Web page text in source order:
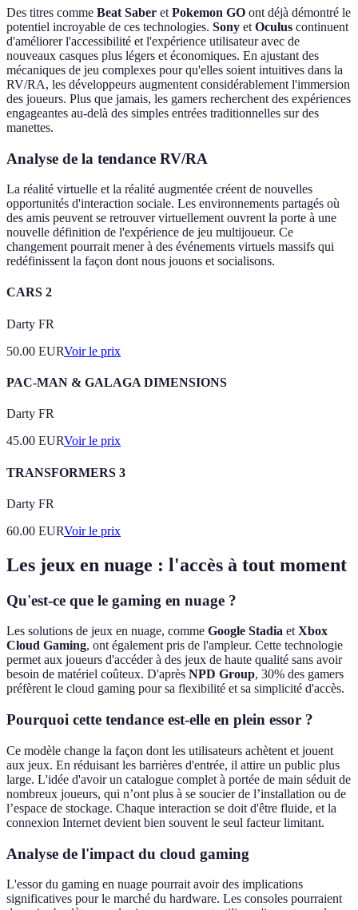
Des titres comme Beat Saber et Pokemon GO ont déjà démontré le
potentiel incroyable de ces technologies. Sony et Oculus continuent
d'améliorer l'accessibilité et l'expérience utilisateur avec de
nouveaux casques plus légers et économiques. En ajustant des
mécaniques de jeu complexes pour qu'elles soient intuitives dans la
RV/RA, les développeurs augmentent considérablement l'immersion
des joueurs. Plus que jamais, les gamers recherchent des expériences
engageantes au-delà des simples entrées traditionnelles sur des
manettes.
Analyse de la tendance RV/RA
La réalité virtuelle et la réalité augmentée créent de nouvelles
opportunités d'interaction sociale. Les environnements partagés où
des amis peuvent se retrouver virtuellement ouvrent la porte à une
nouvelle définition de l'expérience de jeu multijoueur. Ce
changement pourrait mener à des événements virtuels massifs qui
redéfinissent la façon dont nous jouons et socialisons.
CARS 2
Darty FR
50.00 EURVoir le prix
PAC-MAN & GALAGA DIMENSIONS
Darty FR
45.00 EURVoir le prix
TRANSFORMERS 3
Darty FR
60.00 EURVoir le prix
Les jeux en nuage : l'accès à tout moment
Qu'est-ce que le gaming en nuage ?
Les solutions de jeux en nuage, comme Google Stadia et Xbox
Cloud Gaming, ont également pris de l'ampleur. Cette technologie
permet aux joueurs d'accéder à des jeux de haute qualité sans avoir
besoin de matériel coûteux. D'après NPD Group, 30% des gamers
préfèrent le cloud gaming pour sa flexibilité et sa simplicité d'accès.
Pourquoi cette tendance est-elle en plein essor ?
Ce modèle change la façon dont les utilisateurs achètent et jouent
aux jeux. En réduisant les barrières d'entrée, il attire un public plus
large. L'idée d'avoir un catalogue complet à portée de main séduit de
nombreux joueurs, qui n’ont plus à se soucier de l’installation ou de
l’espace de stockage. Chaque interaction se doit d'être fluide, et la
connexion Internet devient bien souvent le seul facteur limitant.
Analyse de l'impact du cloud gaming
L'essor du gaming en nuage pourrait avoir des implications
significatives pour le marché du hardware. Les consoles pourraient